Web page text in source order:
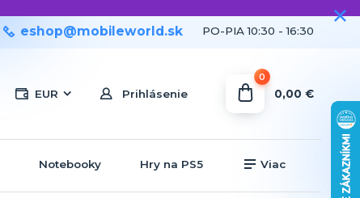
EUR Prihlásenie
eshop@mobileworld.sk PO-PIA 10:30 - 16:30
0
0,00 €
Notebooky Hry na PS5 Viac